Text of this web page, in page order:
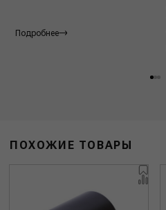
Подробнее
ПОХОЖИЕ ТОВАРЫ